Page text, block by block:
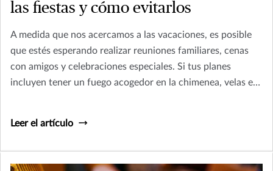
las fiestas y cómo evitarlos
A medida que nos acercamos a las vacaciones, es posible
que estés esperando realizar reuniones familiares, cenas
con amigos y celebraciones especiales. Si tus planes
incluyen tener un fuego acogedor en la chimenea, velas en
de incendio.
Leer el artículo